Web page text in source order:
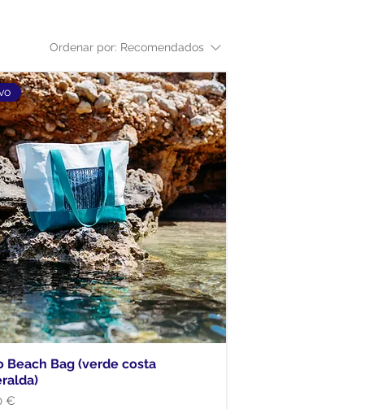
Ordenar por: Recomendados
Beach Bag (verde costa
€